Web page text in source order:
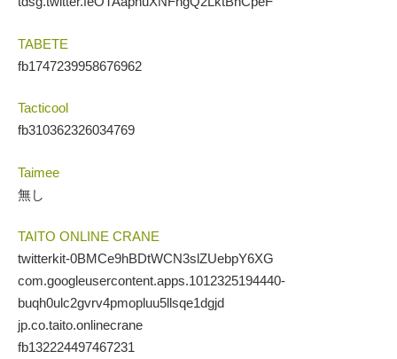
TABETE
fb1747239958676962
Tacticool
fb310362326034769
Taimee
無し
TAITO ONLINE CRANE
twitterkit-0BMCe9hBDtWCN3slZUebpY6XG
com.googleusercontent.apps.1012325194440-
buqh0ulc2gvrv4pmopluu5llsqe1dgjd
jp.co.taito.onlinecrane
fb132224497467231